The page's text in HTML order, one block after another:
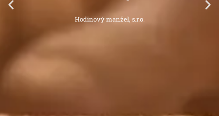
Hodinový manžel, s.r.o.